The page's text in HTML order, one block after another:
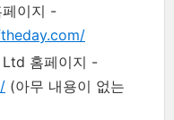
이지 -
홈페이지 -
(아무 내용이 없는